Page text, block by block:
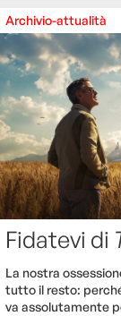
Archivio-attualità
Fidatevi di
La nostra
tutto il resto:
va assolutamente